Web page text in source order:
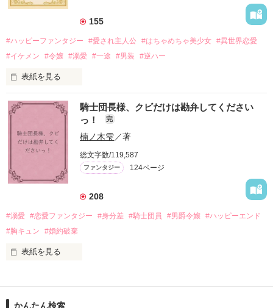
な結婚生活を満喫中。
そこでロベールを慕うアリスに一方的に敵視され、嫌がらせを
勘違いから始まる初夜騒動に危険ばかりの血まみれ新婚生活。
「──はい、喜んで！」
出会いは最悪、結婚生活は最高……？
愛を知らない公爵と天然怪力令嬢の溺愛バイオレンスラブコメ
ディです。
＊この世界のお金はお札にさせてください。
＊なろう、カクヨム、アルファポリス掲載中
作品を読む
155
#ハッピーファンタジー #愛され主人公 #はちゃめちゃ美少女 #異世界恋愛
#イケメン
#令嬢 #溺愛 #一途 #男装 #逆ハー
表紙を見る
＼異世界ラブコメ×ハッピーファンタジー／
「いやっほぉぉおお〜い！！！！」
バンジーした侯爵令嬢の先にいたのは
甘いマスクの公爵様の頭上でした
「…は？」
騎士団長様、クビだけは勘弁してください
っ！
完
楠ノ木雫／著
総文字数/119,587
ファンタジー 124ページ
208
#溺愛 #恋愛ファンタジー #身分差 #騎士団員 #男爵令嬢 #ハッピーエンド
#胸キュン
#婚約破棄
表紙を見る
目が覚めたら、自分の隣に知らない男が眠っていた。
かんたん検索